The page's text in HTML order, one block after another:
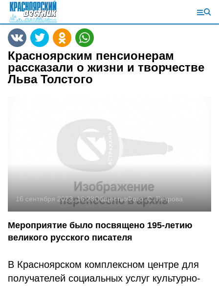
Красноярским пенсионерам
рассказали о жизни и творчестве
Льва Толстого
16 сентября 2023, 16:28ОбществоФото:С. Петрова
Мероприятие было посвящено 195-летию
великого русского писателя
В Красноярском комплексном центре для
получателей социальных услуг культурно-